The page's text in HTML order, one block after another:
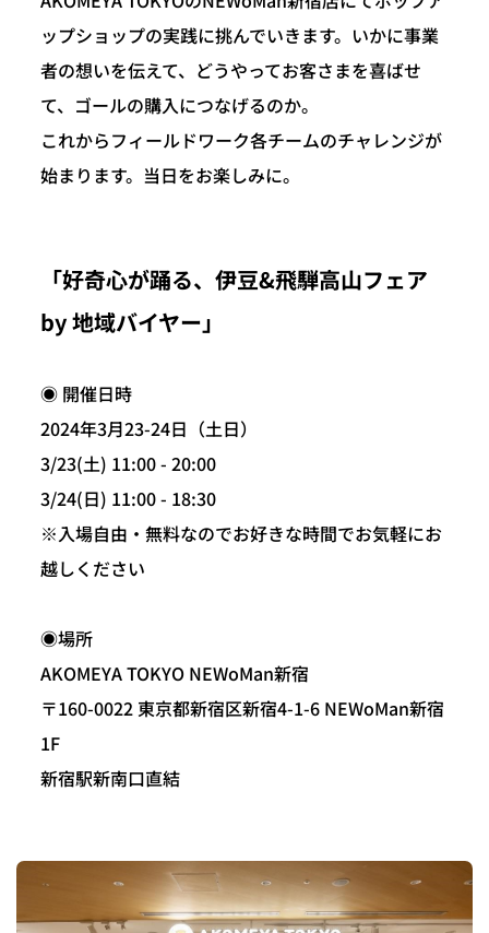
ップショップの実践に挑んでいきます。いかに事業
者の想いを伝えて、どうやってお客さまを喜ばせ
て、ゴールの購入につなげるのか。
これからフィールドワーク各チームのチャレンジが
始まります。当日をお楽しみに。
「好奇心が踊る、伊豆&飛騨高山フェア
by 地域バイヤー」
◉ 開催日時
2024年3月23-24日（土日）
3/23(土) 11:00 - 20:00
3/24(日) 11:00 - 18:30
※入場自由・無料なのでお好きな時間でお気軽にお
越しください
◉場所
AKOMEYA TOKYO NEWoMan新宿
〒160-0022 東京都新宿区新宿4-1-6 NEWoMan新宿
1F
新宿駅新南口直結